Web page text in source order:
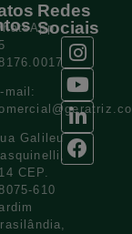
mail:
Galileu
CEP.
610
Redes
Sociais